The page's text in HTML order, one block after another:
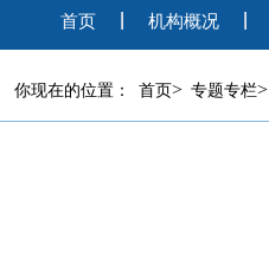
首页 机构概况
你现在的位置： 首页> 专题专栏>